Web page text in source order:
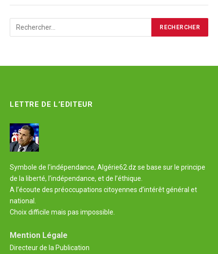
LETTRE DE L’EDITEUR
Symbole de l'indépendance, Algérie62.dz se base sur le principe
de la liberté, l’indépendance, et de l’éthique.
A l’écoute des préoccupations citoyennes d’intérêt général et
national.
Choix difficile mais pas impossible.
Mention Légale
Directeur de la Publication